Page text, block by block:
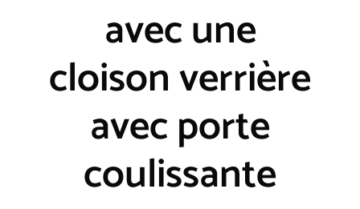
avec une
cloison verrière
avec porte
coulissante